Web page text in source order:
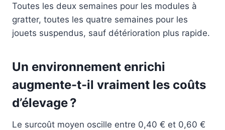
Toutes les deux semaines pour les modules à
gratter, toutes les quatre semaines pour les
jouets suspendus, sauf détérioration plus rapide.
Un environnement enrichi
augmente-t-il vraiment les coûts
d’élevage ?
Le surcoût moyen oscille entre 0,40 € et 0,60 €